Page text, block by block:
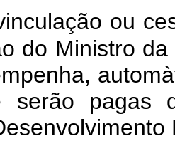
ou
do Ministro
serão pagas